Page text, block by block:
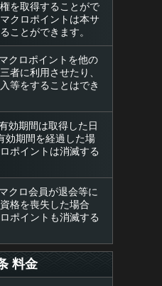
を取得することがで
クロポイントは本サ
ことができます。
クロポイントを他の
者に利用させたり、
等をすることはでき
効期間は取得した日
効期間を経過した場
ポイントは消滅する
クロ会員が退会等に
格を喪失した場合
ポイントも消滅する
料金